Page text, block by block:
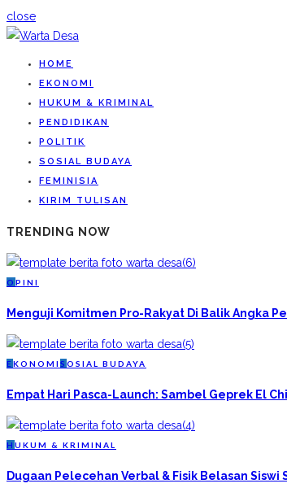
close
HOME
EKONOMI
HUKUM & KRIMINAL
PENDIDIKAN
POLITIK
SOSIAL BUDAYA
FEMINISIA
KIRIM TULISAN
TRENDING NOW
O PINI
Menguji Komitmen Pro-Rakyat Di Balik Angka
EKONOMI S OSIAL BUDAYA
Empat Hari Pasca-Launch: Sambel Geprek El
H UKUM & KRIMINAL
Dugaan Pelecehan Verbal & Fisik Belasan Siswi